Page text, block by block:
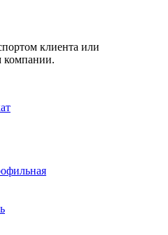
клиента или
компании.